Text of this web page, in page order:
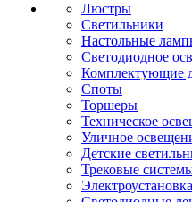
Люстры
Светильники
Настольные
Светодиодное
Комплектующие
Споты
Торшеры
Техническое
Уличное
Детские
Трековые
Электроустановка